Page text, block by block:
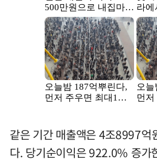
같은 기간 매출액은 4조8997
다. 당기순이익은 922.0% 증가